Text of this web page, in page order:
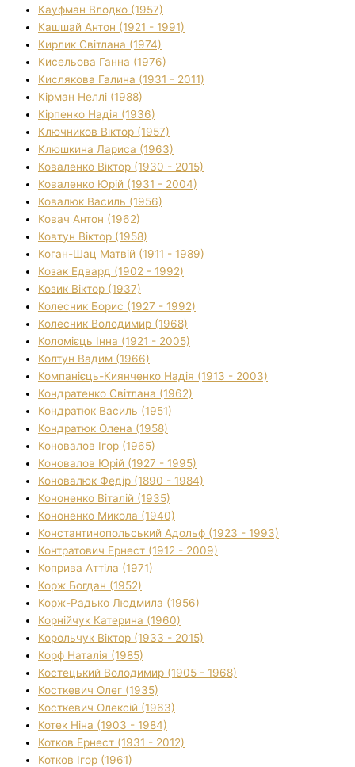
Кауфман Влодко (1957)
Кашшай Антон (1921 - 1991)
Кирлик Світлана (1974)
Кисельова Ганна (1976)
Кислякова Галина (1931 - 2011)
Кірман Неллі (1988)
Кірпенко Надія (1936)
Ключников Віктор (1957)
Клюшкина Лариса (1963)
Коваленко Віктор (1930 - 2015)
Коваленко Юрій (1931 - 2004)
Ковалюк Василь (1956)
Ковач Антон (1962)
Ковтун Віктор (1958)
Коган-Шац Матвій (1911 - 1989)
Козак Едвард (1902 - 1992)
Козик Віктор (1937)
Колесник Борис (1927 - 1992)
Колесник Володимир (1968)
Коломієць Інна (1921 - 2005)
Колтун Вадим (1966)
Компанієць-Киянченко Надія (1913 - 2003)
Кондратенко Світлана (1962)
Кондратюк Василь (1951)
Кондратюк Олена (1958)
Коновалов Ігор (1965)
Коновалов Юрій (1927 - 1995)
Коновалюк Федір (1890 - 1984)
Кононенко Віталій (1935)
Кононенко Микола (1940)
Константинопольський Адольф (1923 - 1993)
Контратович Ернест (1912 - 2009)
Коприва Аттіла (1971)
Корж Богдан (1952)
Корж-Радько Людмила (1956)
Корнійчук Катерина (1960)
Корольчук Віктор (1933 - 2015)
Корф Наталія (1985)
Костецький Володимир (1905 - 1968)
Косткевич Олег (1935)
Косткевич Олексій (1963)
Котек Ніна (1903 - 1984)
Котков Ернест (1931 - 2012)
Котков Ігор (1961)